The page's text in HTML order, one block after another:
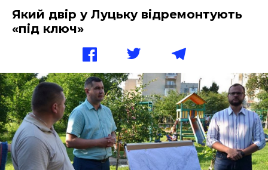
Який двір у Луцьку відремонтують
«під ключ»